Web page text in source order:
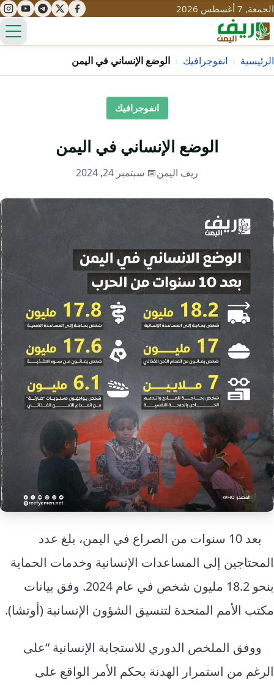
الجمعة, 7 أغسطس 2026
محميات
تحديات
حلول
إرشاد زراعي
نساء
قضايا
معيشة
انفوجرافيك
قصص رقمية
تقارير صور
فيديو
الرئيسية › انفوجرافيك › الوضع الإنساني في اليمن
انفوجرافيك
الوضع الإنساني في اليمن
ريف اليمن📅 سبتمبر 24, 2024
بعد 10 سنوات من الصراع في اليمن، بلغ عدد
المحتاجين إلى المساعدات الإنسانية وخدمات الحماية
بنحو 18.2 مليون شخص في عام 2024. وفق بيانات
مكتب الأمم المتحدة لتنسيق الشؤون الإنسانية (أوتشا).
ووفق الملخص الدوري للاستجابة الإنسانية “على
الرغم من استمرار الهدنة بحكم الأمر الواقع على